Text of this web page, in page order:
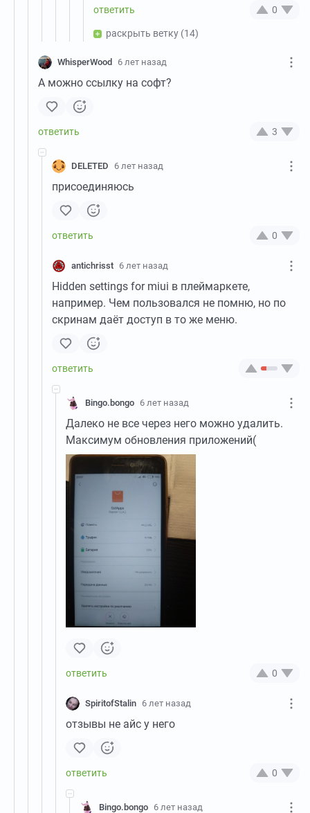
0
раскрыть ветку (14)
WhisperWood 6 лет назад
А можно ссылку на софт?
3
DELETED 6 лет назад
присоединяюсь
0
antichrisst 6 лет назад
Hidden settings for miui в плеймаркете,
например. Чем пользовался не помню, но по
скринам даёт доступ в то же меню.
Bingo.bongo 6 лет назад
Далеко не все через него можно удалить.
Максимум обновления приложений(
0
SpiritofStalin 6 лет назад
отзывы не айс у него
0
Bingo.bongo 6 лет назад